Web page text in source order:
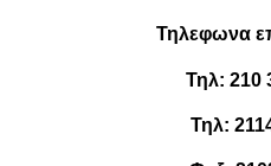
Τηλεφωνα
Τηλ: 210
Τηλ: